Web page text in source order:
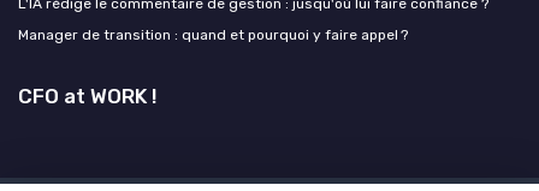
Manager de transition : quand et pourquoi y faire appel ?
CFO at WORK !